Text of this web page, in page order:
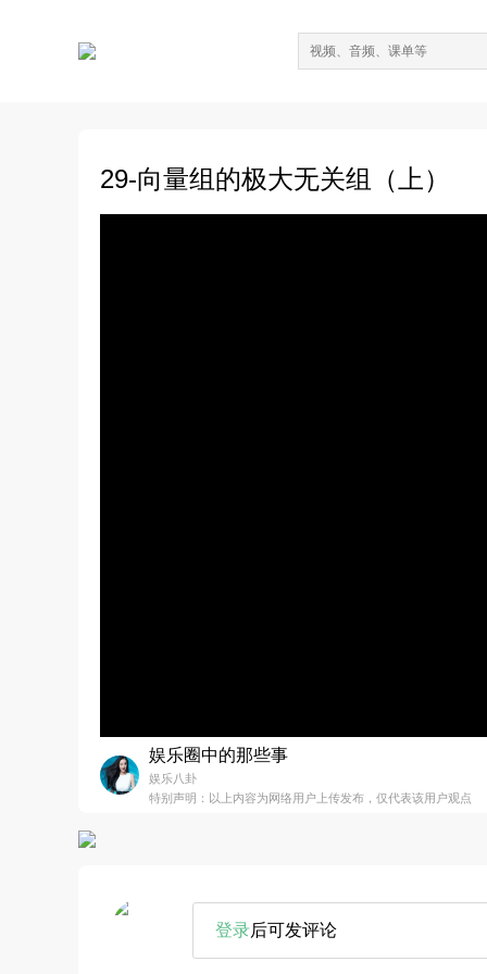
29-向量组的极大无关组（上）
娱乐圈中的那些事
娱乐八卦
特别声明：以上内容为网络用户上传发布，仅代表该用户观点
登录后可发评论